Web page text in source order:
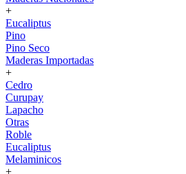
+
Eucaliptus
Pino
Pino Seco
Maderas Importadas
+
Cedro
Curupay
Lapacho
Otras
Roble
Eucaliptus
Melaminicos
+